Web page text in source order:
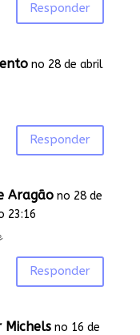
Responder
no 28 de abril
Responder
Aragão no 28 de
23:16
Responder
Michels no 16 de